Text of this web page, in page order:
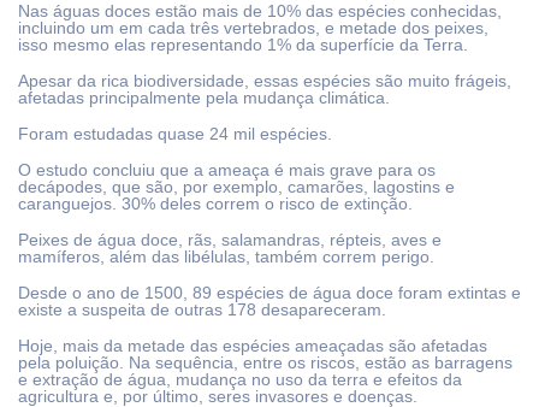
Nas águas doces estão mais de 10% das espécies conhecidas,
incluindo um em cada três vertebrados, e metade dos peixes,
isso mesmo elas representando 1% da superfície da Terra.
Apesar da rica biodiversidade, essas espécies são muito frágeis,
afetadas principalmente pela mudança climática.
Foram estudadas quase 24 mil espécies.
O estudo concluiu que a ameaça é mais grave para os
decápodes, que são, por exemplo, camarões, lagostins e
caranguejos. 30% deles correm o risco de extinção.
Peixes de água doce, rãs, salamandras, répteis, aves e
mamíferos, além das libélulas, também correm perigo.
Desde o ano de 1500, 89 espécies de água doce foram extintas e
existe a suspeita de outras 178 desapareceram.
Hoje, mais da metade das espécies ameaçadas são afetadas
pela poluição. Na sequência, entre os riscos, estão as barragens
e extração de água, mudança no uso da terra e efeitos da
agricultura e, por último, seres invasores e doenças.